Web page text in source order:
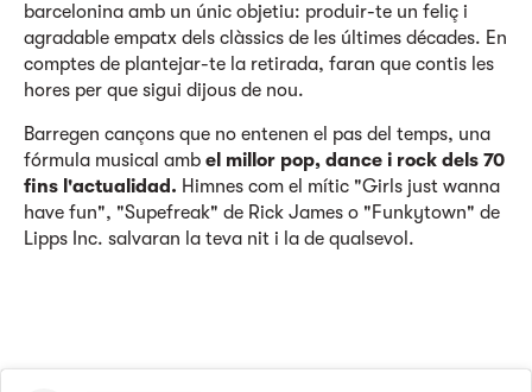
barcelonina amb un únic objetiu: produir-te un feliç i
agradable empatx dels clàssics de les últimes décades. En
comptes de plantejar-te la retirada, faran que contis les
hores per que sigui dijous de nou.
Barregen cançons que no entenen el pas del temps, una
fórmula musical amb el millor pop, dance i rock dels 70
fins l'actualidad. Himnes com el mític "Girls just wanna
have fun", "Supefreak" de Rick James o "Funkytown" de
Lipps Inc. salvaran la teva nit i la de qualsevol.